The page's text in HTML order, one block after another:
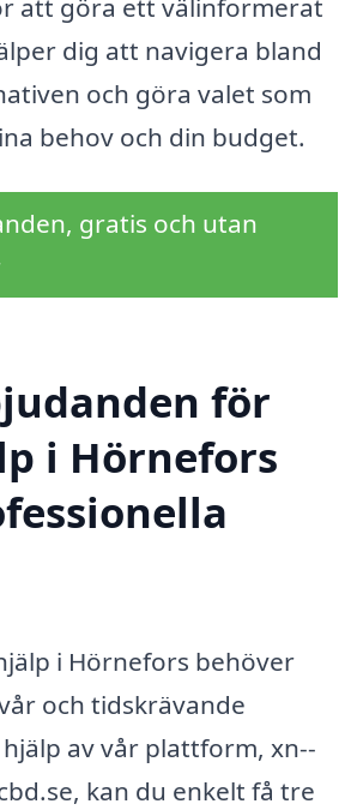
att göra ett välinformerat
dig att navigera bland
och göra valet som
behov och din budget.
gratis och utan
för
i Hörnefors
i Hörnefors behöver
och tidskrävande
av vår plattform, xn--
kan du enkelt få tre